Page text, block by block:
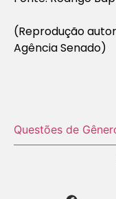
(Reprodução
Agência Senado)
Questões de